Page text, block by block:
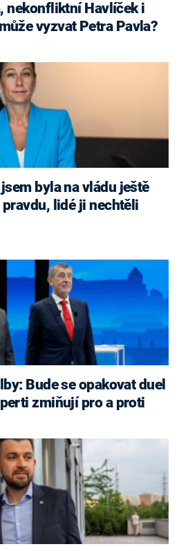
vyzvat Petra Pavla?
byla na vládu ještě
lidé ji nechtěli
zmiňují pro a proti